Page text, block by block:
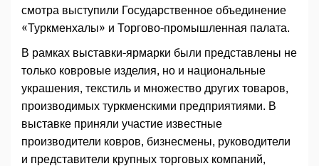
смотра выступили Государственное объединение
«Туркменхалы» и Торгово-промышленная палата.
В рамках выставки-ярмарки были представлены не
только ковровые изделия, но и национальные
украшения, текстиль и множество других товаров,
производимых туркменскими предприятиями. В
выставке приняли участие известные
производители ковров, бизнесмены, руководители
и представители крупных торговых компаний,